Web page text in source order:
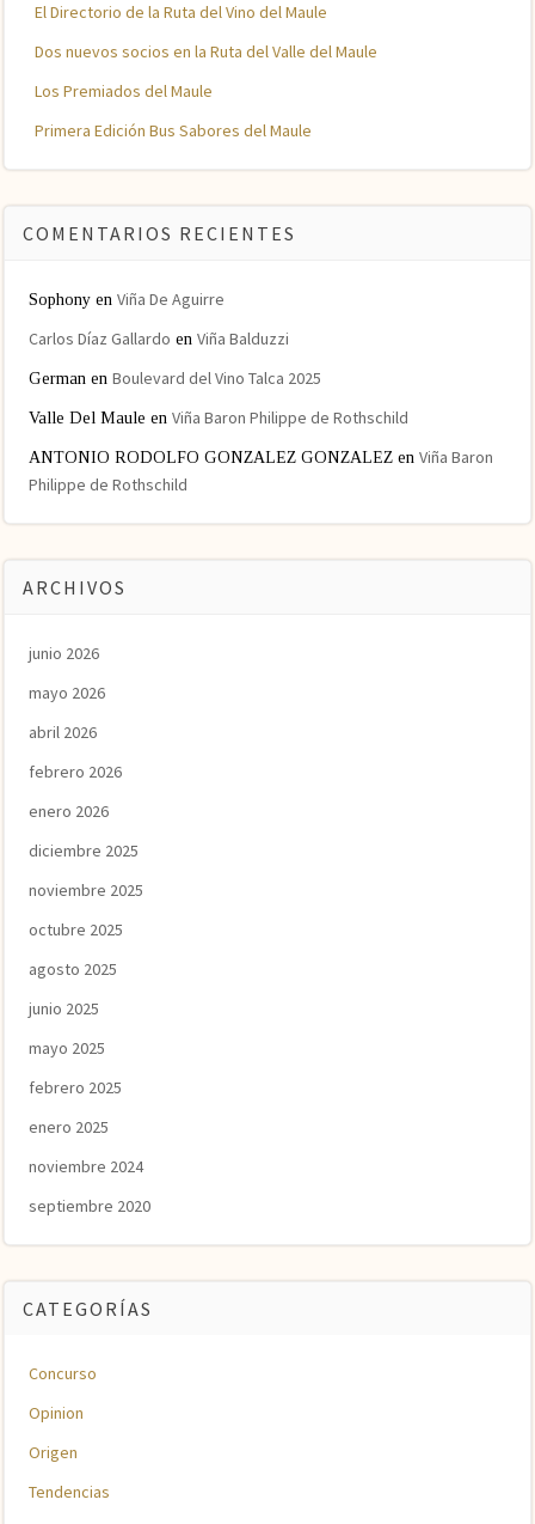
El Directorio de la Ruta del Vino del Maule
Dos nuevos socios en la Ruta del Valle del Maule
Los Premiados del Maule
Primera Edición Bus Sabores del Maule
COMENTARIOS RECIENTES
Sophony en Viña De Aguirre
Carlos Díaz Gallardo en Viña Balduzzi
German en Boulevard del Vino Talca 2025
Valle Del Maule en Viña Baron Philippe de Rothschild
ANTONIO RODOLFO GONZALEZ GONZALEZ en Viña Baron
Philippe de Rothschild
ARCHIVOS
junio 2026
mayo 2026
abril 2026
febrero 2026
enero 2026
diciembre 2025
noviembre 2025
octubre 2025
agosto 2025
junio 2025
mayo 2025
febrero 2025
enero 2025
noviembre 2024
septiembre 2020
CATEGORÍAS
Concurso
Opinion
Origen
Tendencias